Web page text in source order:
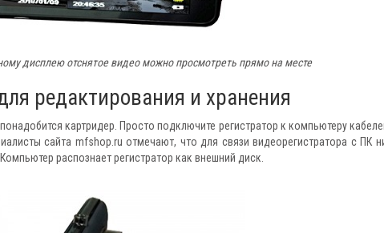
дисплею отснятое видео можно просмотреть прямо на месте
редактирования и хранения
картридер. Просто подключите регистратор к компьютеру
сайта mfshop.ru отмечают, что для связи видеорегистратора с ПК
распознает регистратор как внешний диск.